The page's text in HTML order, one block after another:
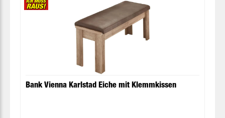
Bank Vienna Karlstad Eiche mit Klemmkissen